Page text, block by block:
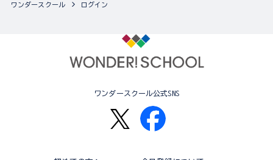
ワンダースクール ログイン
ワンダースクール公式SNS